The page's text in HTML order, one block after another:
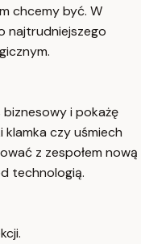
chcemy być. W
najtrudniejszego
i pokażę
czy uśmiech
z zespołem nową
technologią.